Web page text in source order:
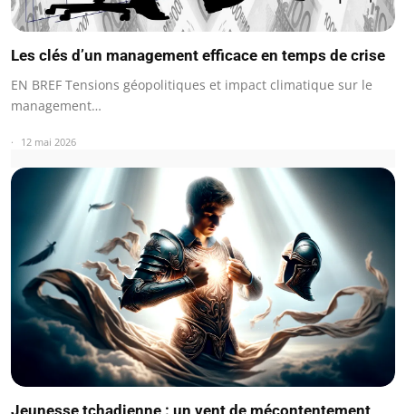
Les clés d’un management efficace en temps de crise
EN BREF Tensions géopolitiques et impact climatique sur le
management…
12 mai 2026
Jeunesse tchadienne : un vent de mécontentement